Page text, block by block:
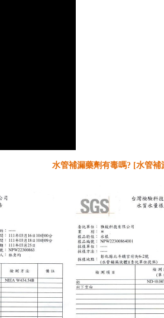
水管補漏藥劑有毒嗎? [水管補